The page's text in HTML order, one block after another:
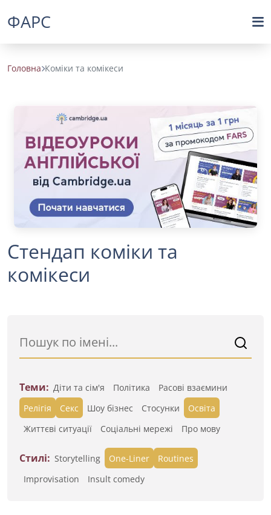
ФАРС
Головна Коміки та комікеси
Стендап коміки та
комікеси
Теми: Діти та сім'я Політика
Расові взаємини
Релігія
Секс Шоу бізнес Стосунки
Освіта
Життєві ситуації
Cоціальні мережі Про мову
Стилі: Storytelling One-Liner
Routines
Improvisation
Insult comedy